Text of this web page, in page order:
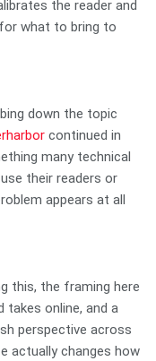
the reader and
what to bring to
down the topic
continued in
many technical
their readers or
appears at all
this, the framing here
online, and a
perspective across
actually changes how